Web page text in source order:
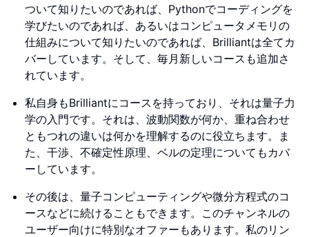
ついて知りたいのであれば、Pythonでコーディングを
学びたいのであれば、あるいはコンピュータメモリの
仕組みについて知りたいのであれば、Brilliantは全てカ
バーしています。そして、毎月新しいコースも追加さ
れています。
私自身もBrilliantにコースを持っており、それは量子力
学の入門です。それは、波動関数が何か、重ね合わせ
ともつれの違いは何かを理解するのに役立ちます。ま
た、干渉、不確定性原理、ベルの定理についてもカバ
ーしています。
その後は、量子コンピューティングや微分方程式のコ
ースなどに続けることもできます。このチャンネルの
ユーザー向けに特別なオファーもあります。私のリン